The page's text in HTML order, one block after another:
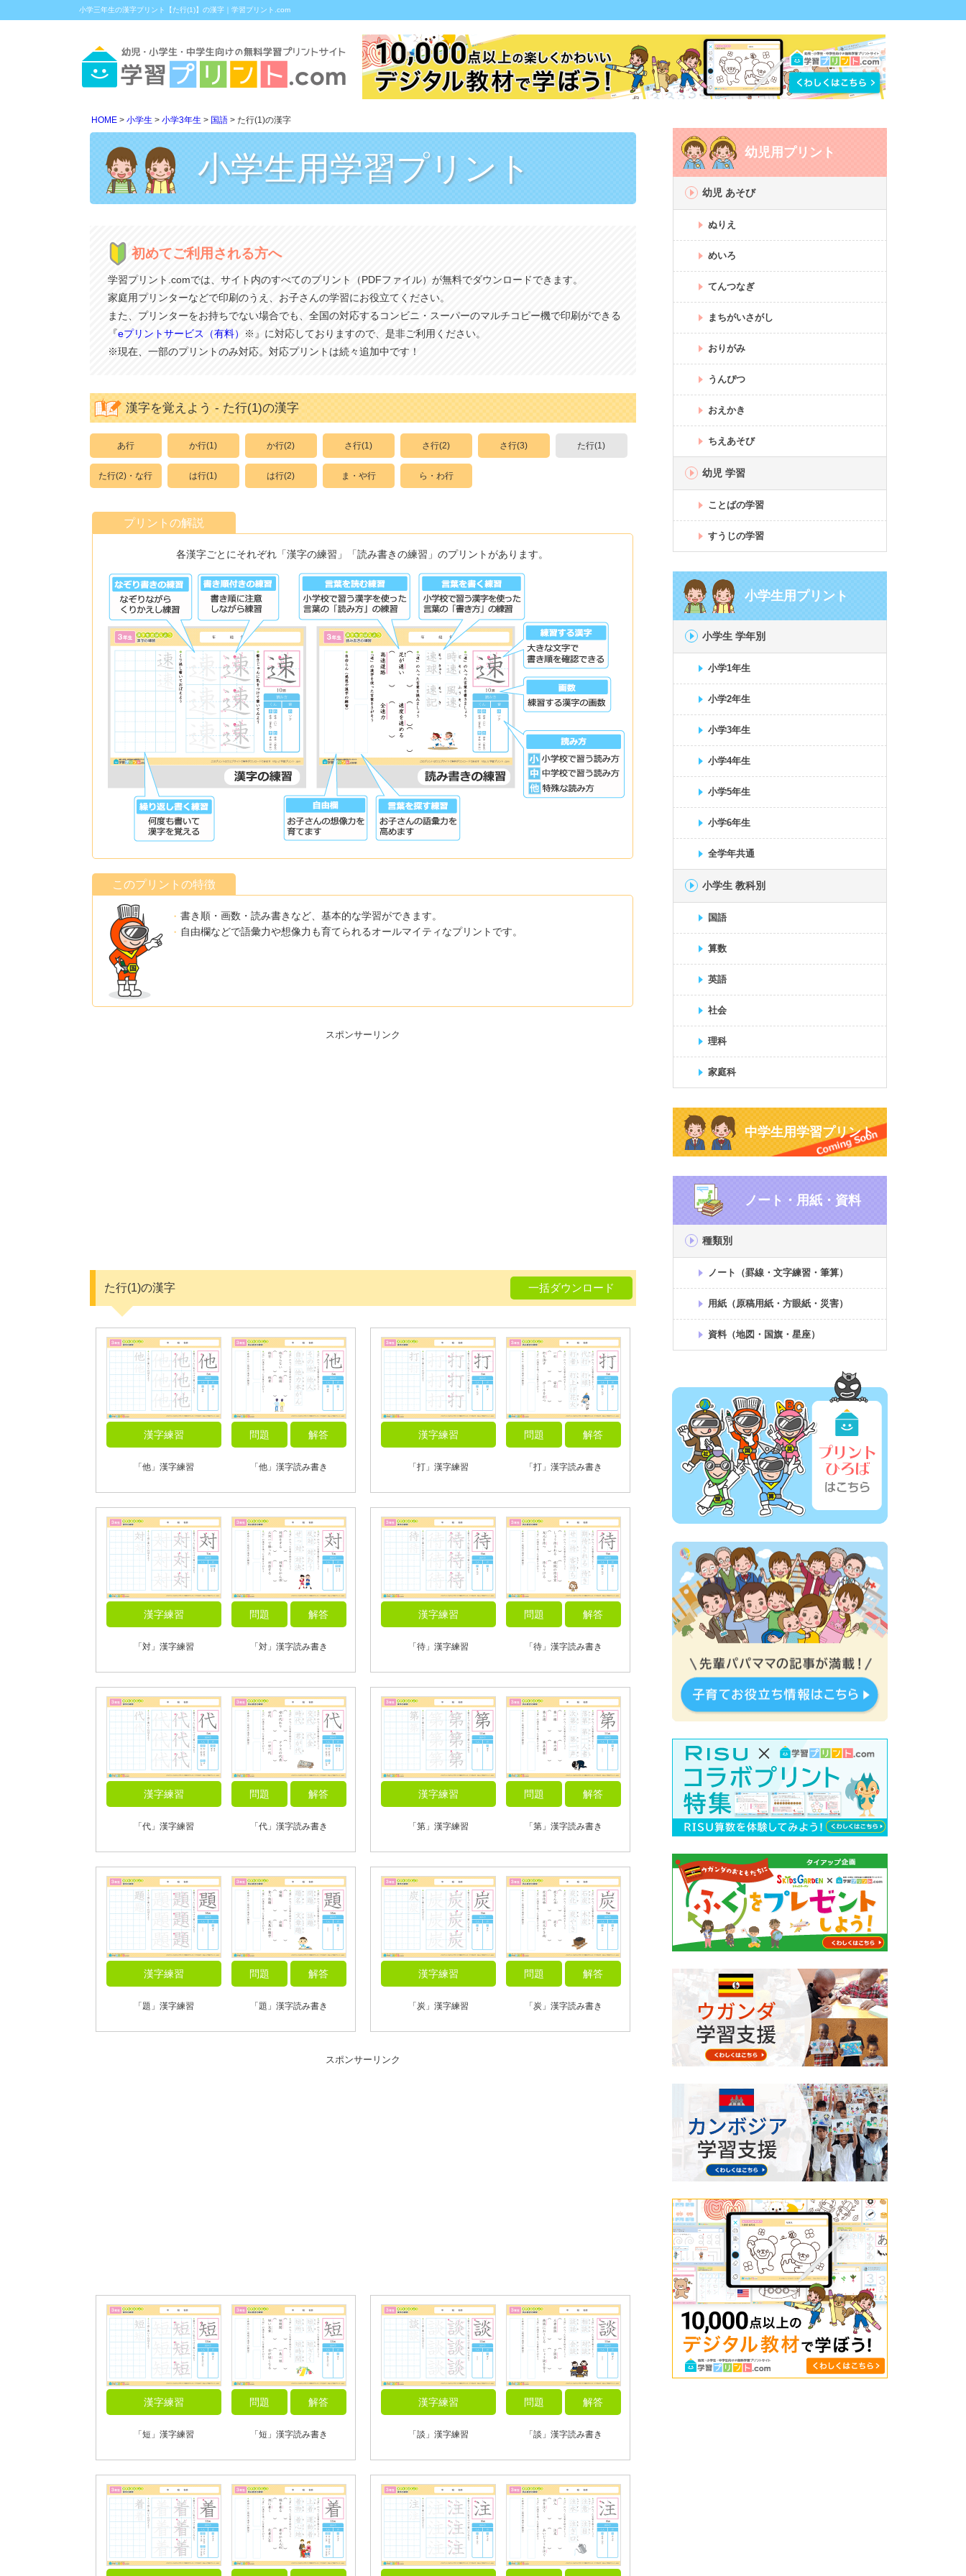
小学三年生の漢字プリント【た行(1)】の漢字｜学習プリント.com
HOME 小学生 小学3年生 国語 た行(1)の漢字
小学生用学習プリント
初めてご利用される方へ
学習プリント.comでは、サイト内のすべてのプリント（PDFファイル）が無料でダウンロードできます。
家庭用プリンターなどで印刷のうえ、お子さんの学習にお役立てください。
また、プリンターをお持ちでない場合でも、全国の対応するコンビニ・スーパーのマルチコピー機で印刷ができる
『eプリントサービス（有料）
※』に対応しておりますので、是非ご利用ください。
※現在、一部のプリントのみ対応。対応プリントは続々追加中です！
漢字を覚えよう - た行(1)の漢字
あ行 か行(1) か行(2) さ行(1) さ行(2) さ行(3) た行(1)
た行(2)・な行 は行(1) は行(2) ま・や行 ら・わ行
プリントの解説
各漢字ごとにそれぞれ「漢字の練習」「読み書きの練習」のプリントがあります。
このプリントの特徴
書き順・画数・読み書きなど、基本的な学習ができます。
自由欄などで語彙力や想像力も育てられるオールマイティなプリントです。
スポンサーリンク
た行(1)の漢字 一括ダウンロード
漢字練習
「他」漢字練習
問題 解答
「他」漢字読み書き
漢字練習
「打」漢字練習
問題 解答
「打」漢字読み書き
漢字練習
「対」漢字練習
問題 解答
「対」漢字読み書き
漢字練習
「待」漢字練習
問題 解答
「待」漢字読み書き
漢字練習
「代」漢字練習
問題 解答
「代」漢字読み書き
漢字練習
「第」漢字練習
問題 解答
「第」漢字読み書き
漢字練習
「題」漢字練習
問題 解答
「題」漢字読み書き
漢字練習
「炭」漢字練習
問題 解答
「炭」漢字読み書き
スポンサーリンク
漢字練習
「短」漢字練習
問題 解答
「短」漢字読み書き
漢字練習
「談」漢字練習
問題 解答
「談」漢字読み書き
幼児用プリント
幼児 あそび
ぬりえ
めいろ
てんつなぎ
まちがいさがし
おりがみ
うんぴつ
おえかき
ちえあそび
幼児 学習
ことばの学習
すうじの学習
小学生用プリント
小学生 学年別
小学1年生
小学2年生
小学3年生
小学4年生
小学5年生
小学6年生
全学年共通
小学生 教科別
国語
算数
英語
社会
理科
家庭科
中学生用学習プリント
ノート・用紙・資料
種類別
ノート（罫線・文字練習・筆算）
用紙（原稿用紙・方眼紙・災害）
資料（地図・国旗・星座）